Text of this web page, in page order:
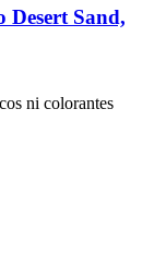
Desert Sand,
ni colorantes